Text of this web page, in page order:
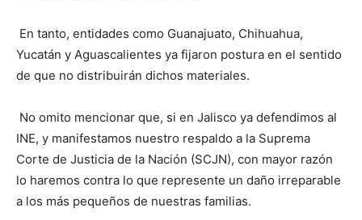
En tanto, entidades como Guanajuato, Chihuahua,
Yucatán y Aguascalientes ya fijaron postura en el sentido
de que no distribuirán dichos materiales.
No omito mencionar que, si en Jalisco ya defendimos al
INE, y manifestamos nuestro respaldo a la Suprema
Corte de Justicia de la Nación (SCJN), con mayor razón
lo haremos contra lo que represente un daño irreparable
a los más pequeños de nuestras familias.